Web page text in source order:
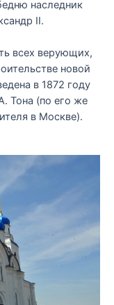
наследник
II.
всех верующих,
новой
в 1872 году
Тона (по его же
в Москве).